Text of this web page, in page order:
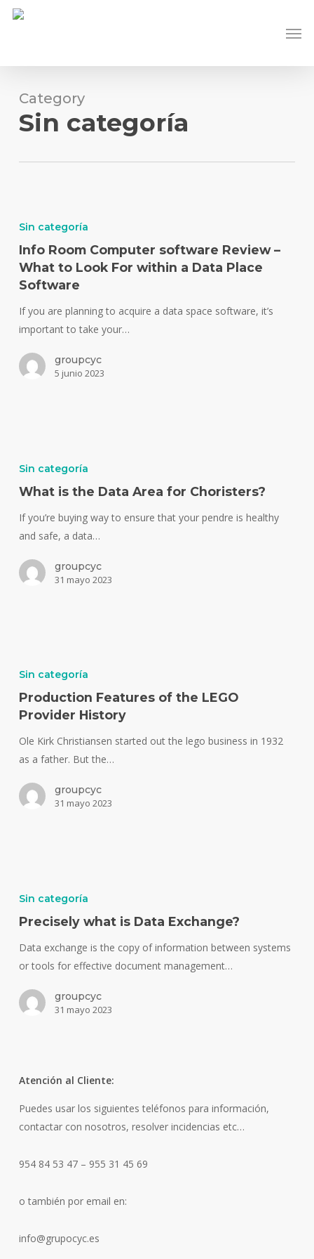
Skip
content
Category
Sin categoría
Sin categoría
Info Room Computer software Review –
What to Look For within a Data Place
Software
If you are planning to acquire a data space software, it’s
important to take your…
groupcyc
5 junio 2023
Sin categoría
What is the Data Area for Choristers?
If you’re buying way to ensure that your pendre is healthy
and safe, a data…
groupcyc
31 mayo 2023
Sin categoría
Production Features of the LEGO
Provider History
Ole Kirk Christiansen started out the lego business in 1932
as a father. But the…
groupcyc
31 mayo 2023
Sin categoría
Precisely what is Data Exchange?
Data exchange is the copy of information between systems
or tools for effective document management…
groupcyc
31 mayo 2023
Atención al Cliente:
Puedes usar los siguientes teléfonos para información,
contactar con nosotros, resolver incidencias etc…
954 84 53 47 – 955 31 45 69
o también por email en:
info@grupocyc.es